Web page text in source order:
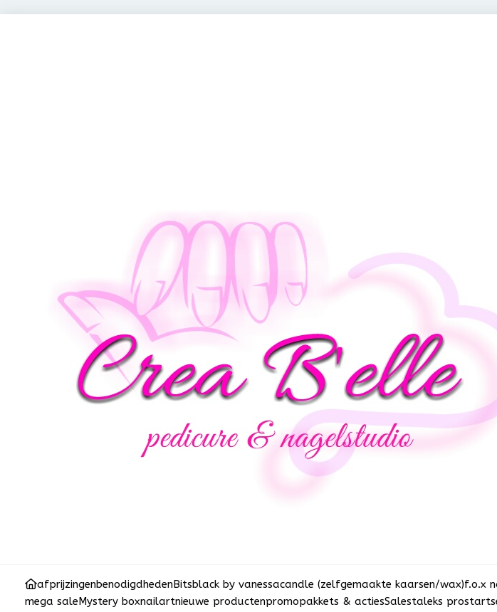
afprijzingenbenodigdhedenBitsblack by vanessacandle (zelfgemaakte kaarsen/wax)f.o.x
mega saleMystery boxnailartnieuwe productenpromopakkets & actiesSalestaleks pro